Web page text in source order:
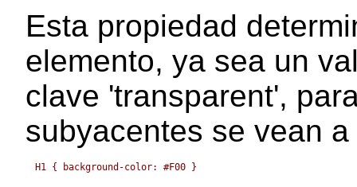
Esta propiedad
elemento, ya sea un
clave 'transparent',
subyacentes se vean